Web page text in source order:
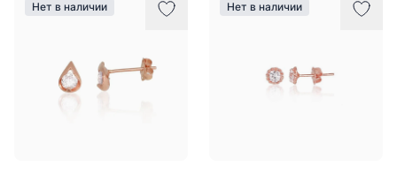
Нет в наличии Нет в наличии